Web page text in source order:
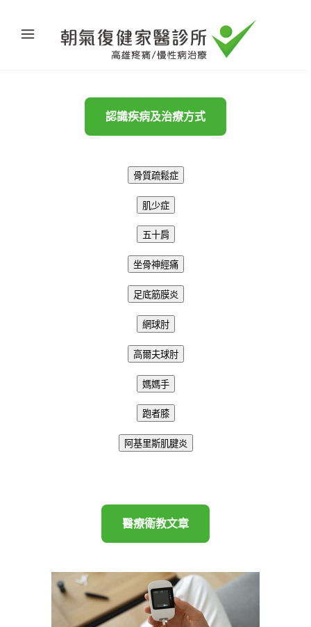
認識疾病及治療方式
骨質疏鬆症
肌少症
五十肩
坐骨神經痛
足底筋膜炎
網球肘
高爾夫球肘
媽媽手
跑者膝
阿基里斯肌腱炎
醫療衛教文章